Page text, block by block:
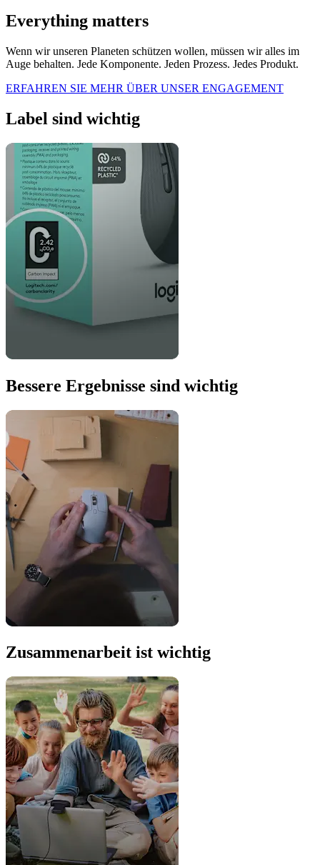
Everything matters
Wenn wir unseren Planeten schützen wollen, müssen wir alles im
Auge behalten. Jede Komponente. Jeden Prozess. Jedes Produkt.
ERFAHREN SIE MEHR ÜBER UNSER ENGAGEMENT
Label sind wichtig
Bessere Ergebnisse sind wichtig
Zusammenarbeit ist wichtig